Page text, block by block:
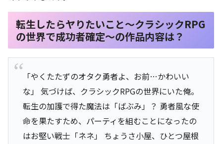
転生したらヤりたいこと〜クラシックRPG
の世界で成功者確定〜の作品内容は？
「やくたたずのオタク勇者よ、お前…かわいい
な」 気づけば、クラシックRPGの世界にいた俺。
転生の加護で得た魔法は「ばぶみ」？ 勇者風な使
命を果たすため、パーティを組むことになったの
はお堅い戦士「ネネ」 ちょうさ小屋、ひとつ屋根